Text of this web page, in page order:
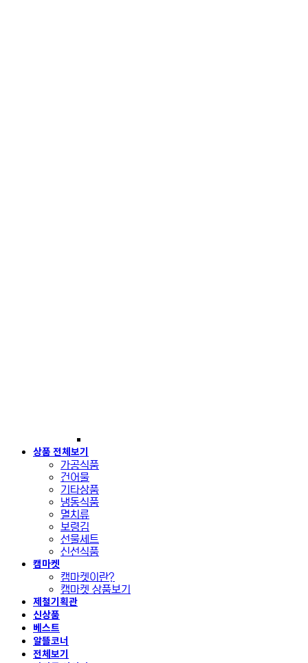
상품 전체보기
가공식품
건어물
기타상품
냉동식품
멸치류
보령김
선물세트
신선식품
캠마켓
캠마켓이란?
캠마켓 상품보기
제철기획관
신상품
베스트
알뜰코너
전체보기